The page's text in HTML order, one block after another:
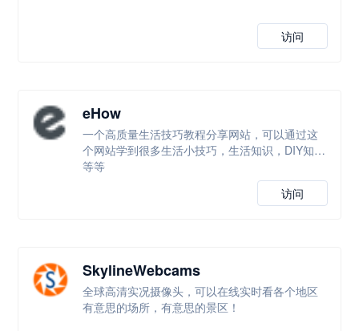
访问
eHow
一个高质量生活技巧教程分享网站，可以通过这
个网站学到很多生活小技巧，生活知识，DIY知识
等等
访问
SkylineWebcams
全球高清实况摄像头，可以在线实时看各个地区
有意思的场所，有意思的景区！